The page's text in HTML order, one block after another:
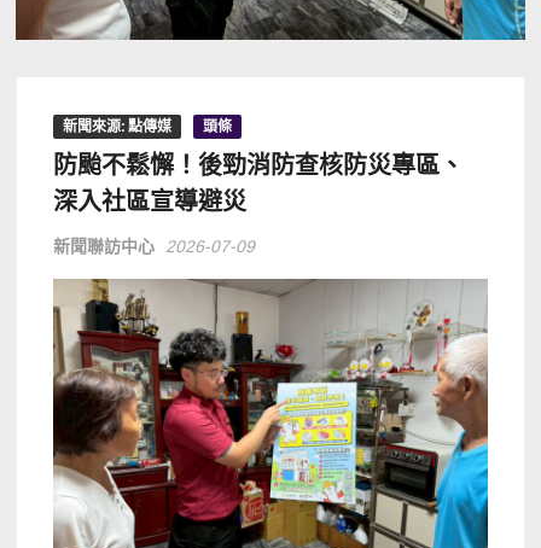
新聞來源: 點傳媒 頭條
防颱不鬆懈！後勁消防查核防災專區、
深入社區宣導避災
新聞聯訪中心 2026-07-09